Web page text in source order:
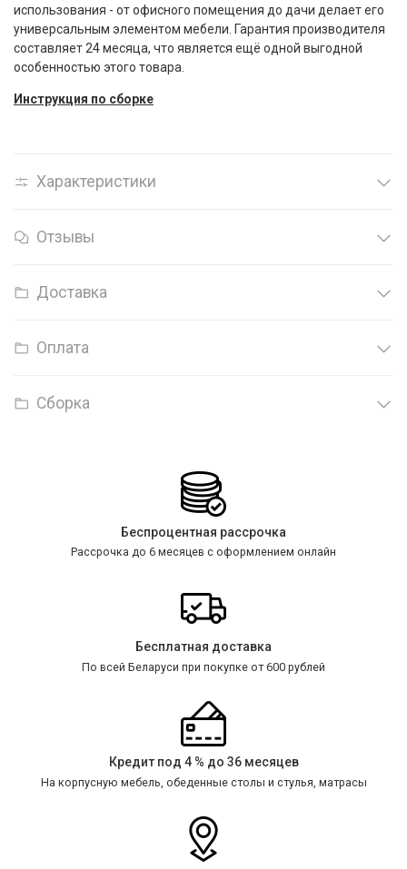
использования - от офисного помещения до дачи делает его
универсальным элементом мебели. Гарантия производителя
составляет 24 месяца, что является ещё одной выгодной
особенностью этого товара.
Инструкция по сборке
Характеристики
Отзывы
Доставка
Оплата
Сборка
Беспроцентная рассрочка
Рассрочка до 6 месяцев с оформлением онлайн
Бесплатная доставка
По всей Беларуси при покупке от 600 рублей
Кредит под 4 % до 36 месяцев
На корпусную мебель, обеденные столы и стулья, матрасы